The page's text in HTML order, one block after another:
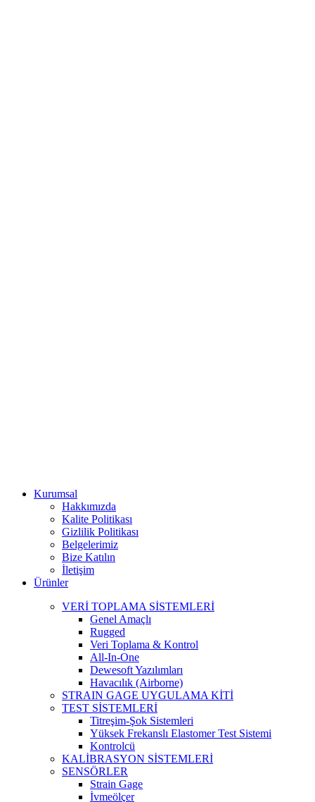
Kurumsal
Hakkımızda
Kalite Politikası
Gizlilik Politikası
Belgelerimiz
Bize Katılın
İletişim
Ürünler
VERİ TOPLAMA SİSTEMLERİ
Genel Amaçlı
Rugged
Veri Toplama & Kontrol
All-In-One
Dewesoft Yazılımları
Havacılık (Airborne)
STRAIN GAGE UYGULAMA KİTİ
TEST SİSTEMLERİ
Titreşim-Şok Sistemleri
Yüksek Frekanslı Elastomer Test Sistemi
Kontrolcü
KALİBRASYON SİSTEMLERİ
SENSÖRLER
Strain Gage
İvmeölçer